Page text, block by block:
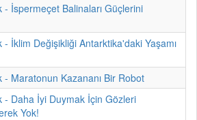
- İspermeçet Balinaları Güçlerini
- İklim Değişikliği Antarktika'daki Yaşamı
- Maratonun Kazananı Bir Robot
- Daha İyi Duymak İçin Gözleri
Yok!